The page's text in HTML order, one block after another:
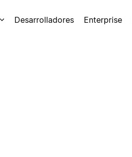
Desarrolladores Enterprise